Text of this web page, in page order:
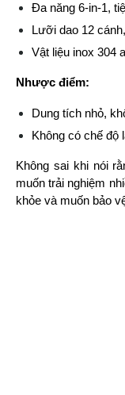
Đa năng 6-in-1,
Lưỡi dao 12
Vật liệu inox 304
Nhược điểm:
Dung tích nhỏ,
Không có chế độ
Không sai khi nói
muốn trải nghiệm
khỏe và muốn bảo